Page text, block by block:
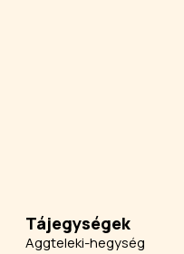
Tájegységek
Aggteleki-hegység